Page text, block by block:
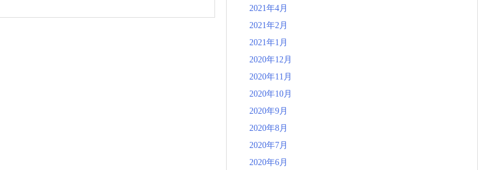
2021年4月
2021年2月
2021年1月
2020年12月
2020年11月
2020年10月
2020年9月
2020年8月
2020年7月
2020年6月